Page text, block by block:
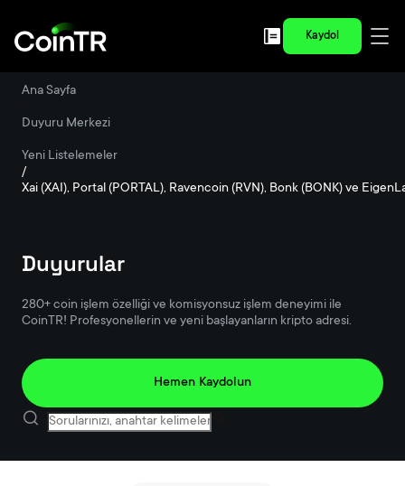
Kaydol
Ana Sayfa
Duyuru Merkezi
Yeni Listelemeler
/
Xai (XAI), Portal (PORTAL), Ravencoin (RVN), Bonk (BONK) ve
Duyurular
280+ coin işlem özelliği ve komisyonsuz işlem deneyimi ile
CoinTR! Profesyonellerin ve yeni başlayanların kripto adresi.
Hemen Kaydolun